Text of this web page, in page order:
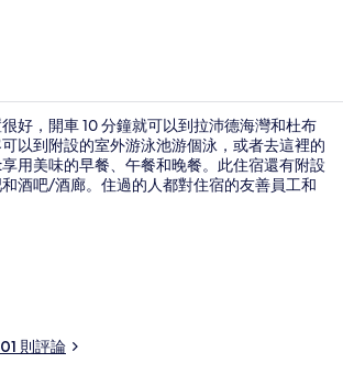
好，開車 10 分鐘就可以到拉沛德海灣和杜布
以到附設的室外游泳池游個泳，或者去這裡的
用美味的早餐、午餐和晚餐。此住宿還有附設
酒吧/酒廊。住過的人都對住宿的友善員工和
則評論